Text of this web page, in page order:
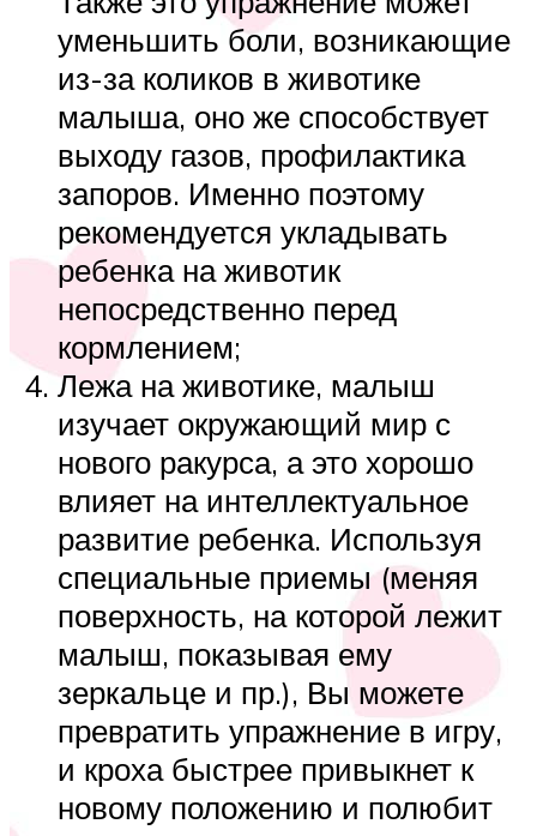
уменьшить боли, возникающие
из-за коликов в животике
малыша, оно же способствует
выходу газов, профилактика
запоров. Именно поэтому
рекомендуется укладывать
ребенка на животик
непосредственно перед
кормлением;
Лежа на животике, малыш
изучает окружающий мир с
нового ракурса, а это хорошо
влияет на интеллектуальное
развитие ребенка. Используя
специальные приемы (меняя
поверхность, на которой лежит
малыш, показывая ему
зеркальце и пр.), Вы можете
превратить упражнение в игру,
и кроха быстрее привыкнет к
новому положению и полюбит